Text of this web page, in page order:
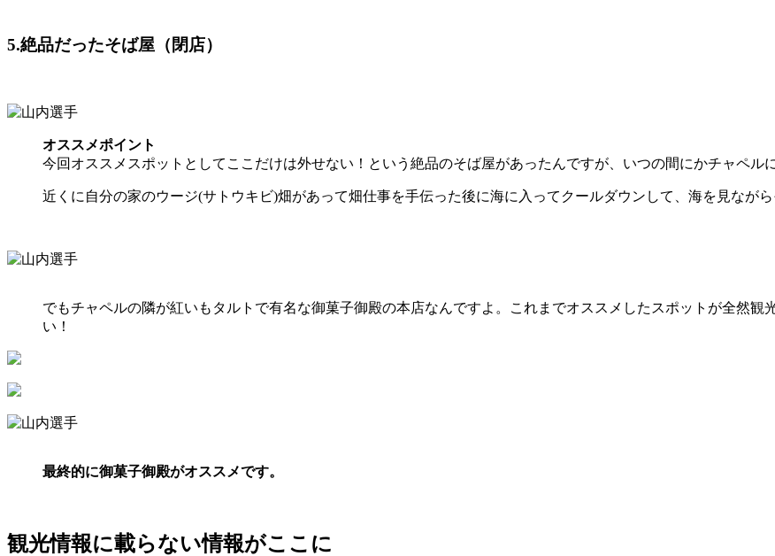
5.絶品だったそば屋（閉店）
オススメポイント
今回オススメスポットとしてここだけは外せない！という絶品のそば屋があったんですが、いつの間にかチャペル
近くに自分の家のウージ(サトウキビ)畑があって畑仕事を手伝った後に海に入ってクールダウンして、海を見なが
でもチャペルの隣が紅いもタルトで有名な御菓子御殿の本店なんですよ。これまでオススメしたスポットが全然
い！
最終的に御菓子御殿がオススメです。
観光情報に載らない情報がここに